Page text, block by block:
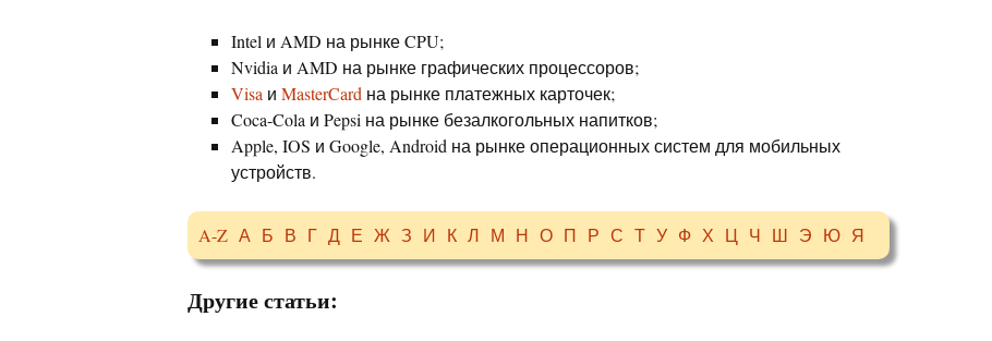
Intel и AMD на рынке CPU;
Nvidia и AMD на рынке графических процессоров;
Visa и MasterCard на рынке платежных карточек;
Coca-Cola и Pepsi на рынке безалкогольных напитков;
Apple, IOS и Google, Android на рынке операционных систем для мобильных
устройств.
A-Z А Б В Г Д Е Ж З И К Л М Н О П Р С Т У Ф Х Ц Ч Ш Э Ю Я
Другие статьи: